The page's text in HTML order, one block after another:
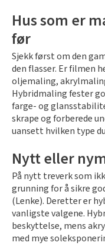
Hus som er
før
Sjekk først om den
den flasser. Er filmen
oljemaling,
Hybridmaling fester
farge- og
skrape og forberede
uansett hvilken type
Nytt eller
På nytt treverk som
grunning for å sikre
(Lenke). Deretter er
vanligste valgene.
beskyttelse, mens
med mye